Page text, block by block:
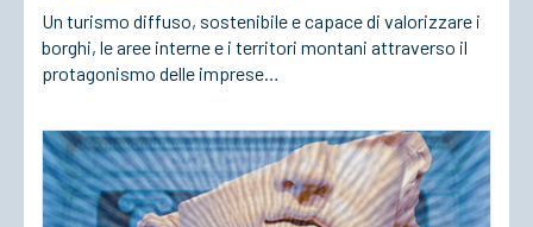
Un turismo diffuso, sostenibile e capace di valorizzare i
borghi, le aree interne e i territori montani attraverso il
protagonismo delle imprese…